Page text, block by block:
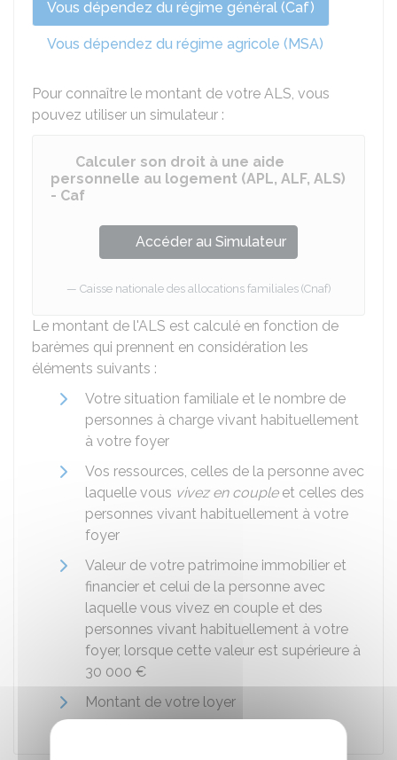
Vous dépendez du régime général (Caf)
Vous dépendez du régime agricole (MSA)
Pour connaître le montant de votre ALS, vous
pouvez utiliser un simulateur :
Calculer son droit à une aide
personnelle au logement (APL, ALF, ALS)
- Caf
Accéder au Simulateur
Caisse nationale des allocations familiales (Cnaf)
Le montant de l'ALS est calculé en fonction de
barèmes qui prennent en considération les
éléments suivants :
Votre situation familiale et le nombre de
personnes à charge vivant habituellement
à votre foyer
Vos ressources, celles de la personne avec
laquelle vous vivez en coupleet celles des
personnes vivant habituellement à votre
foyer
Valeur de votre patrimoine immobilier et
financier et celui de la personne avec
laquelle vous vivez en couple et des
personnes vivant habituellement à votre
foyer, lorsque cette valeur est supérieure à
30 000 €
Montant de votre loyer